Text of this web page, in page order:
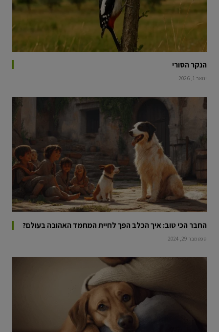
הנקר הסורי
ינואר 1, 2026
החבר הכי טוב: איך הכלב הפך לחיית המחמד האהובה בעולם?
ספטמבר 29, 2024